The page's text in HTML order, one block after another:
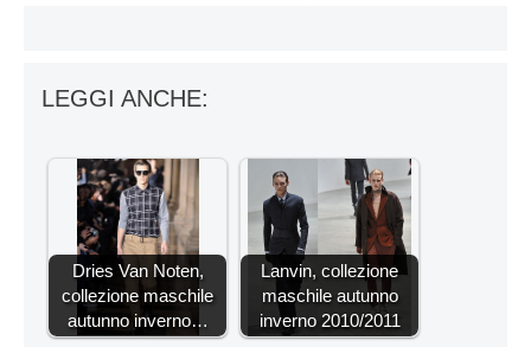
LEGGI ANCHE:
Dries Van Noten,
collezione maschile
autunno inverno…
Lanvin, collezione
maschile autunno
inverno 2010/2011